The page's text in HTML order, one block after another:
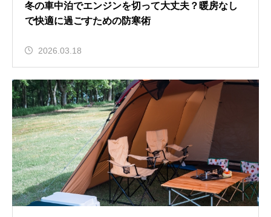
冬の車中泊でエンジンを切って大丈夫？暖房なし
で快適に過ごすための防寒術
2026.03.18